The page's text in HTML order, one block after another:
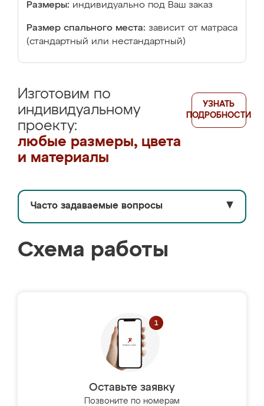
Размеры: индивидуально под Ваш заказ
Размер спального места: зависит от матраса
(стандартный или нестандартный)
Изготовим по
индивидуальному
проекту:
любые размеры, цвета
и материалы
УЗНАТЬ
ПОДРОБНОСТИ
Часто задаваемые вопросы ▼
Схема работы
Оставьте заявку
Позвоните по номерам